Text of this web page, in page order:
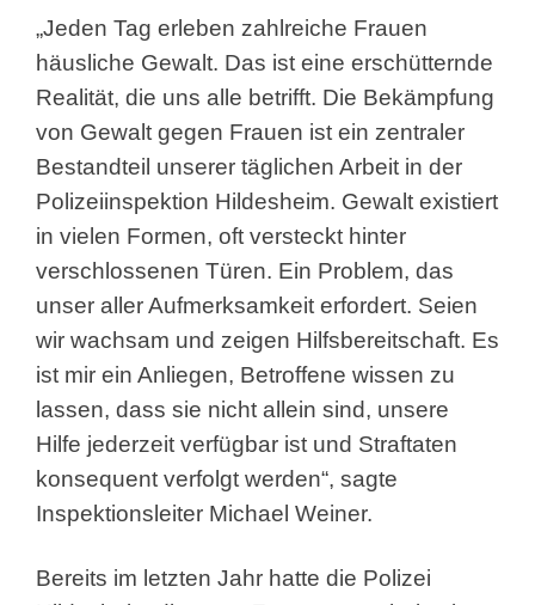
„Jeden Tag erleben zahlreiche Frauen
häusliche Gewalt. Das ist eine erschütternde
Realität, die uns alle betrifft. Die Bekämpfung
von Gewalt gegen Frauen ist ein zentraler
Bestandteil unserer täglichen Arbeit in der
Polizeiinspektion Hildesheim. Gewalt existiert
in vielen Formen, oft versteckt hinter
verschlossenen Türen. Ein Problem, das
unser aller Aufmerksamkeit erfordert. Seien
wir wachsam und zeigen Hilfsbereitschaft. Es
ist mir ein Anliegen, Betroffene wissen zu
lassen, dass sie nicht allein sind, unsere
Hilfe jederzeit verfügbar ist und Straftaten
konsequent verfolgt werden“, sagte
Inspektionsleiter Michael Weiner.
Bereits im letzten Jahr hatte die Polizei